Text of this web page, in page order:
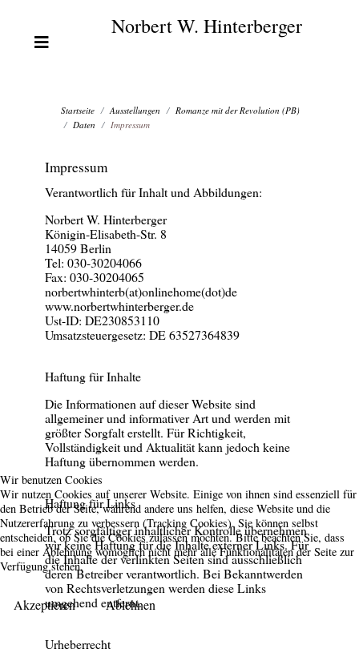
Norbert W. Hinterberger
Startseite Ausstellungen
Romanze mit der Revolution (PB)
Daten
Impressum
Impressum
Verantwortlich für Inhalt und Abbildungen:
Norbert W. Hinterberger
Königin-Elisabeth-Str. 8
14059 Berlin
Tel: 030-30204066
Fax: 030-30204065
norbertwhinterb(at)onlinehome(dot)de
www.norbertwhinterberger.de
Ust-ID: DE230853110
Umsatzsteuergesetz: DE 63527364839
Haftung für Inhalte
Die Informationen auf dieser Website sind
allgemeiner und informativer Art und werden mit
größter Sorgfalt erstellt. Für Richtigkeit,
Vollständigkeit und Aktualität kann jedoch keine
Haftung übernommen werden.
Haftung für Links
Trotz sorgfältiger inhaltlicher Kontrolle übernehmen
wir keine Haftung für die Inhalte externer Links. Für
die Inhalte der verlinkten Seiten sind ausschließlich
deren Betreiber verantwortlich. Bei Bekanntwerden
von Rechtsverletzungen werden diese Links
umgehend entfernt.
Urheberrecht
Wir benutzen Cookies
Wir nutzen Cookies auf unserer Website. Einige von ihnen sind essenziell für
den Betrieb der Seite, während andere uns helfen, diese Website und die
Nutzererfahrung zu verbessern (Tracking Cookies). Sie können selbst
entscheiden, ob Sie die Cookies zulassen möchten. Bitte beachten Sie, dass
bei einer Ablehnung womöglich nicht mehr alle Funktionalitäten der Seite zur
Verfügung stehen.
Akzeptieren Ablehnen